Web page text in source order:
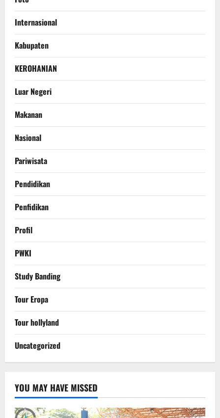
Internasional
Kabupaten
KEROHANIAN
Luar Negeri
Makanan
Nasional
Pariwisata
Pendidikan
Penfidikan
Profil
PWKI
Study Banding
Tour Eropa
Tour hollyland
Uncategorized
YOU MAY HAVE MISSED